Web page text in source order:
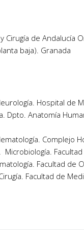
Cirugía de Andalucía
baja). Granada
Hospital de
Dpto. Anatomía
Complejo
Microbiología.
Facultad de
Facultad de